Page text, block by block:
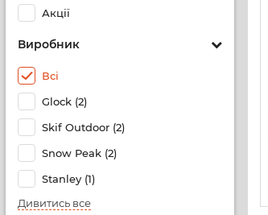
Акції
Виробник
Всі
Glock (2)
Skif Outdoor (2)
Snow Peak (2)
Stanley (1)
Дивитись все